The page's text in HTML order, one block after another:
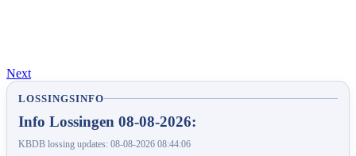
Next
LOSSINGSINFO
Info Lossingen 08-08-2026:
KBDB lossing updates: 08-08-2026 08:44:06